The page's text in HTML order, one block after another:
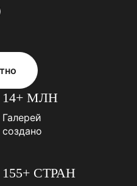
14+ МЛН
Галерей
создано
155+ СТРАН